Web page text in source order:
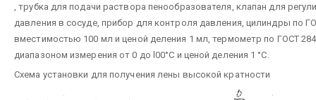
, трубка для подачи раствора пенообразователя, клапан для
давления в сосуде, прибор для контроля давления, цилиндры по
вместимостью 100 мл и ценой деления 1 мл, термометр по ГОСТ
диапазоном измерения от 0 до l00°C и ценой деления 1 °С.
Схема установки для получения лены высокой кратности